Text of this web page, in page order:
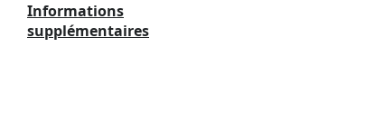
Informations
supplémentaires